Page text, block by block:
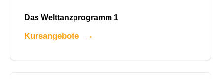
Das Welttanzprogramm 1
Kursangebote